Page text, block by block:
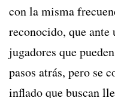
con la misma
reconocido, que
jugadores que
pasos atrás, pero se
inflado que buscan